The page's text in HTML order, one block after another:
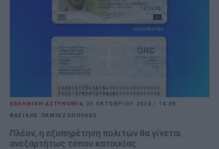
ΕΛΛΗΝΙΚΗ ΑΣΤΥΝΟΜΙΑ 23 ΟΚΤΩΒΡΊΟΥ 2024/
14:09
ΒΑΣΙΛΗΣ ΠΑΝΤΑΖΟΠΟΥΛΟΣ
Πλέον, η εξυπηρέτηση πολιτών θα γίνεται
ανεξαρτήτως τόπου κατοικίας